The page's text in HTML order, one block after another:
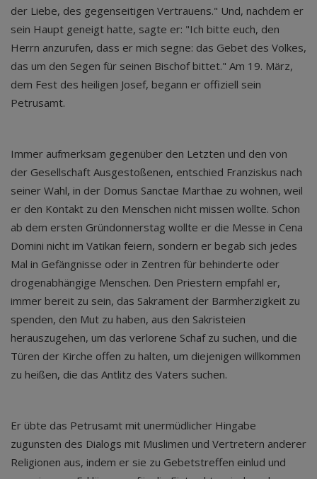
der Liebe, des gegenseitigen Vertrauens." Und, nachdem er
sein Haupt geneigt hatte, sagte er: "Ich bitte euch, den
Herrn anzurufen, dass er mich segne: das Gebet des Volkes,
das um den Segen für seinen Bischof bittet." Am 19. März,
dem Fest des heiligen Josef, begann er offiziell sein
Petrusamt.
Immer aufmerksam gegenüber den Letzten und den von
der Gesellschaft Ausgestoßenen, entschied Franziskus nach
seiner Wahl, in der Domus Sanctae Marthae zu wohnen, weil
er den Kontakt zu den Menschen nicht missen wollte. Schon
ab dem ersten Gründonnerstag wollte er die Messe in Cena
Domini nicht im Vatikan feiern, sondern er begab sich jedes
Mal in Gefängnisse oder in Zentren für behinderte oder
drogenabhängige Menschen. Den Priestern empfahl er,
immer bereit zu sein, das Sakrament der Barmherzigkeit zu
spenden, den Mut zu haben, aus den Sakristeien
herauszugehen, um das verlorene Schaf zu suchen, und die
Türen der Kirche offen zu halten, um diejenigen willkommen
zu heißen, die das Antlitz des Vaters suchen.
Er übte das Petrusamt mit unermüdlicher Hingabe
zugunsten des Dialogs mit Muslimen und Vertretern anderer
Religionen aus, indem er sie zu Gebetstreffen einlud und